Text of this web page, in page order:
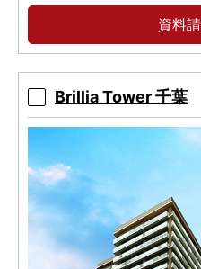
大規模再開発に誕生す
サイト公開！
資料
Brillia Tower 千葉